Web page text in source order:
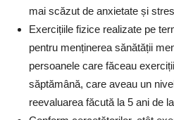
mai scăzut de anxietate și
Exercițiile fizice realizate pe
pentru menținerea sănătății
persoanele care făceau
săptămână, care aveau un
reevaluarea făcută la 5 ani de